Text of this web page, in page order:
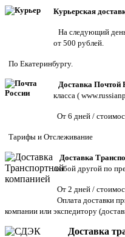
Курьерская
На следующий
от 500 рублей.
По Екатеринбургу.
Доставка Почтой
класса (
От 6 дней /
Тарифы и Отслеживание
Доставка
любой другой по
От 2 дней /
Оплата доставки
компании или экспедитору
Доставка